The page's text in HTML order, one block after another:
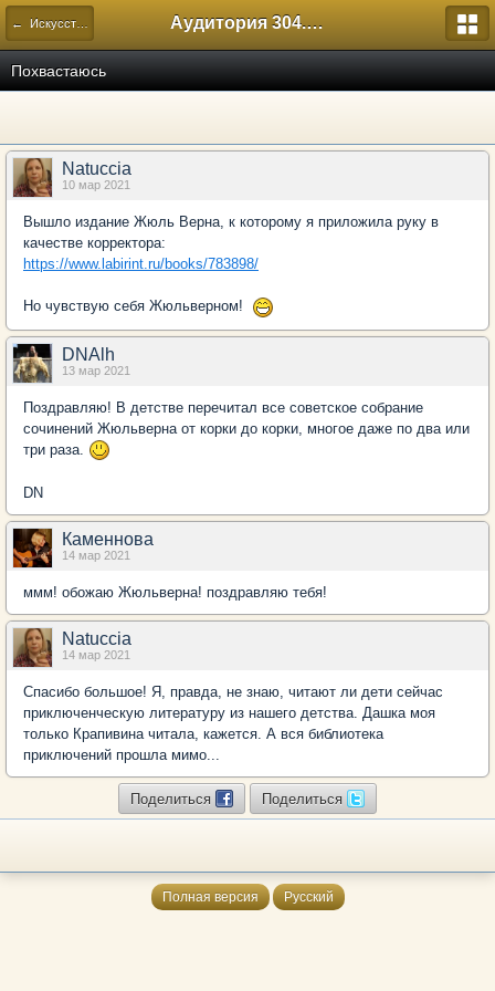
← Искусство Аудитория 304. История России
Похвастаюсь
Natuccia
10 мар 2021
Вышло издание Жюль Верна, к которому я приложила руку в
качестве корректора:
https://www.labirint.ru/books/783898/
Но чувствую себя Жюльверном!
DNAlh
13 мар 2021
Поздравляю! В детстве перечитал все советское собрание
сочинений Жюльверна от корки до корки, многое даже по два или
три раза.
DN
Каменнова
14 мар 2021
ммм! обожаю Жюльверна! поздравляю тебя!
Natuccia
14 мар 2021
Спасибо большое! Я, правда, не знаю, читают ли дети сейчас
приключенческую литературу из нашего детства. Дашка моя
только Крапивина читала, кажется. А вся библиотека
приключений прошла мимо...
Поделиться Поделиться
Полная версия Русский